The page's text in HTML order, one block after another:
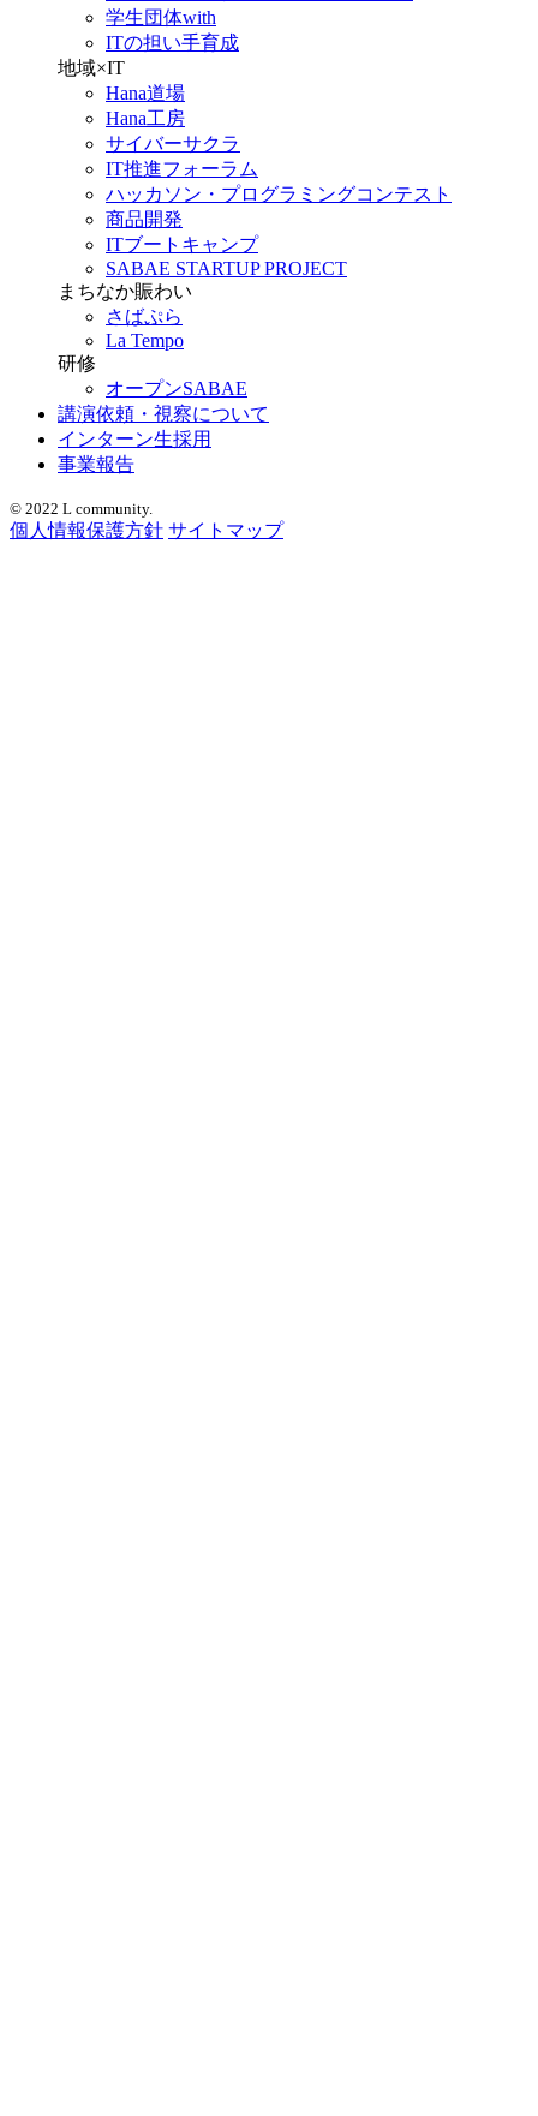
学生団体with
ITの担い手育成
地域×IT
Hana道場
Hana工房
サイバーサクラ
IT推進フォーラム
ハッカソン・プログラミングコンテスト
商品開発
ITブートキャンプ
SABAE STARTUP PROJECT
まちなか賑わい
さばぷら
La Tempo
研修
オープンSABAE
講演依頼・視察について
インターン生採用
事業報告
© 2022 L community.
個人情報保護方針 サイトマップ